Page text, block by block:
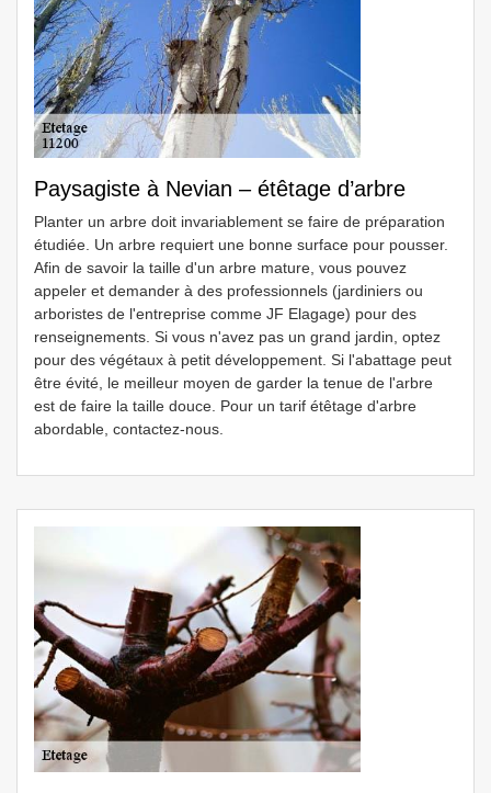
Paysagiste à Nevian – étêtage d’arbre
Planter un arbre doit invariablement se faire de préparation
étudiée. Un arbre requiert une bonne surface pour pousser.
Afin de savoir la taille d'un arbre mature, vous pouvez
appeler et demander à des professionnels (jardiniers ou
arboristes de l'entreprise comme JF Elagage) pour des
renseignements. Si vous n'avez pas un grand jardin, optez
pour des végétaux à petit développement. Si l'abattage peut
être évité, le meilleur moyen de garder la tenue de l'arbre
est de faire la taille douce. Pour un tarif étêtage d'arbre
abordable, contactez-nous.